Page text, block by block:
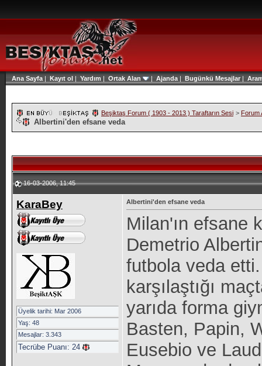
Ana Sayfa | Kayıt ol | Yardım | Ortak Alan | Ajanda | Bugünkü Mesajlar|
Beşiktaş Forum ( 1903 - 2013 ) Taraftarın Sesi > Forum
Albertini'den efsane veda
16-03-2006, 11:45
KaraBey
Üyelik tarihi: Mar 2006
Yaş: 48
Mesajlar: 3.343
Tecrübe Puanı: 24
Albertini'den efsane veda
Milan'ın efsane
Demetrio
futbola veda etti.
karşılaştığı
yarıda forma
Basten, Papin,
Eusebio ve